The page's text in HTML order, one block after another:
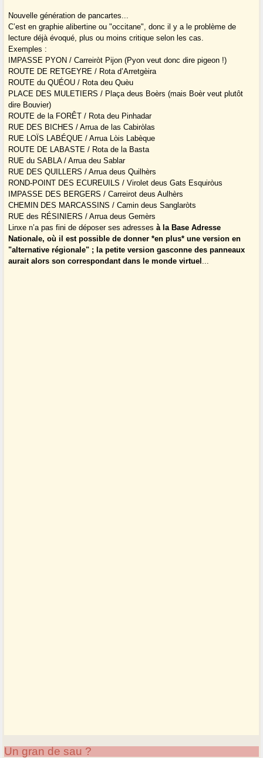
Nouvelle génération de pancartes...
C’est en graphie alibertine ou "occitane", donc il y a le problème de
lecture déjà évoqué, plus ou moins critique selon les cas.
Exemples :
IMPASSE PYON / Carreiròt Pijon (Pyon veut donc dire pigeon !)
ROUTE DE RETGEYRE / Rota d’Arretgèira
ROUTE du QUÉOU / Rota deu Quèu
PLACE DES MULETIERS / Plaça deus Boèrs (mais Boèr veut plutôt
dire Bouvier)
ROUTE de la FORÊT / Rota deu Pinhadar
RUE DES BICHES / Arrua de las Cabiròlas
RUE LOÏS LABÉQUE / Arrua Lòis Labèque
ROUTE DE LABASTE / Rota de la Basta
RUE du SABLA / Arrua deu Sablar
RUE DES QUILLERS / Arrua deus Quilhèrs
ROND-POINT DES ECUREUILS / Virolet deus Gats Esquiròus
IMPASSE DES BERGERS / Carreirot deus Aulhèrs
CHEMIN DES MARCASSINS / Camin deus Sanglaròts
RUE des RÉSINIERS / Arrua deus Gemèrs
Linxe n’a pas fini de déposer ses adresses à la Base Adresse
Nationale, où il est possible de donner *en plus* une version en
"alternative régionale" ; la petite version gasconne des panneaux
aurait alors son correspondant dans le monde virtuel ...
Un gran de sau ?